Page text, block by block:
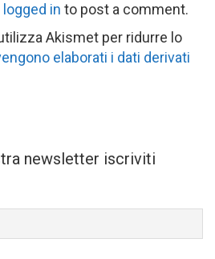
logged in to post a comment.
Akismet per ridurre lo
elaborati i dati derivati
newsletter iscriviti